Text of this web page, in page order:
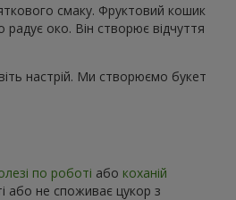
смаку. Фруктовий кошик
око. Він створює відчуття
настрій. Ми створюємо букет
по роботі або коханій
або не споживає цукор з